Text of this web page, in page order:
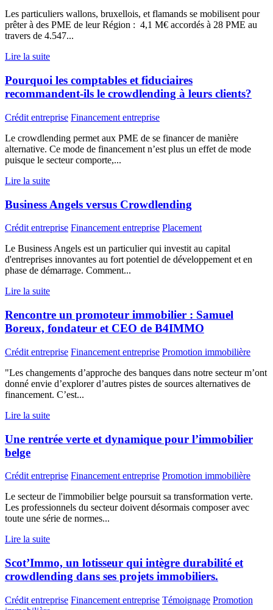
Les particuliers wallons, bruxellois, et flamands se mobilisent pour
prêter à des PME de leur Région : 4,1 M€ accordés à 28 PME au
travers de 4.547...
Lire la suite
Pourquoi les comptables et fiduciaires
recommandent-ils le crowdlending à leurs clients?
Crédit entreprise Financement entreprise
Le crowdlending permet aux PME de se financer de manière
alternative. Ce mode de financement n’est plus un effet de mode
puisque le secteur comporte,...
Lire la suite
Business Angels versus Crowdlending
Crédit entreprise Financement entreprise Placement
Le Business Angels est un particulier qui investit au capital
d'entreprises innovantes au fort potentiel de développement et en
phase de démarrage. Comment...
Lire la suite
Rencontre un promoteur immobilier : Samuel
Boreux, fondateur et CEO de B4IMMO
Crédit entreprise Financement entreprise Promotion immobilière
"Les changements d’approche des banques dans notre secteur m’ont
donné envie d’explorer d’autres pistes de sources alternatives de
financement. C’est...
Lire la suite
Une rentrée verte et dynamique pour l’immobilier
belge
Crédit entreprise Financement entreprise Promotion immobilière
Le secteur de l'immobilier belge poursuit sa transformation verte.
Les professionnels du secteur doivent désormais composer avec
toute une série de normes...
Lire la suite
Scot’Immo, un lotisseur qui intègre durabilité et
crowdlending dans ses projets immobiliers.
Crédit entreprise Financement entreprise Témoignage Promotion